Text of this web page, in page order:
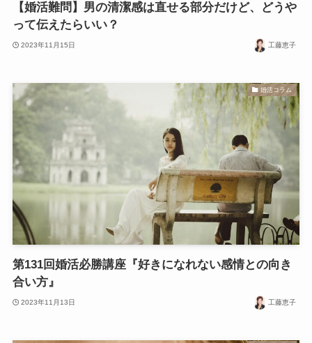
【婚活難問】男の清潔感は直せる部分だけど、どうや
って伝えたらいい？
2023年11月15日 工藤恵子
婚活コラム
第131回婚活必勝講座『好きになれない感情との向き
合い方』
2023年11月13日 工藤恵子